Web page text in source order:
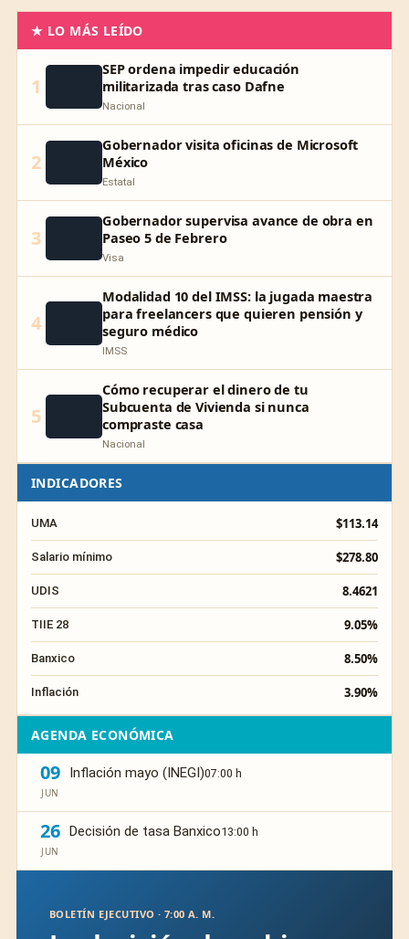
★ LO MÁS LEÍDO
1
SEP ordena impedir educación
militarizada tras caso Dafne
Nacional
2
Gobernador visita oficinas de Microsoft
México
Estatal
3
Gobernador supervisa avance de obra en
Paseo 5 de Febrero
Visa
4
Modalidad 10 del IMSS: la jugada maestra
para freelancers que quieren pensión y
seguro médico
IMSS
5
Cómo recuperar el dinero de tu
Subcuenta de Vivienda si nunca
compraste casa
Nacional
INDICADORES
UMA $113.14
Salario mínimo $278.80
UDIS 8.4621
TIIE 28 9.05%
Banxico 8.50%
Inflación 3.90%
AGENDA ECONÓMICA
09
JUN
Inflación mayo (INEGI)07:00 h
26
JUN
Decisión de tasa Banxico13:00 h
BOLETÍN EJECUTIVO · 7:00 A. M.